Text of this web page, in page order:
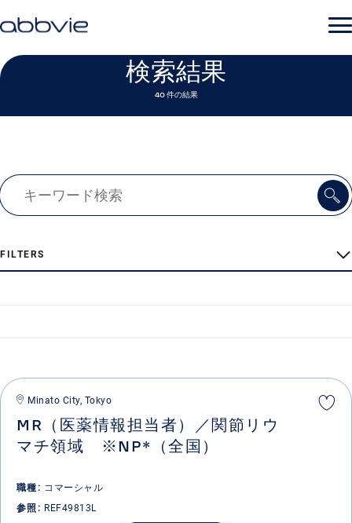
検索結果
40 件の結果
FILTERS
MR（医薬情報担当者）／関節リウ
マチ領域 ※NP*（全国）
Minato City, Tokyo
職種 コマーシャル
参照
REF49813L